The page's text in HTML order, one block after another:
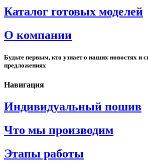
Каталог готовых моделей
О компании
Будьте первым, кто узнает о наших новостях и
предложениях
Навигация
Индивидуальный пошив
Что мы производим
Этапы работы